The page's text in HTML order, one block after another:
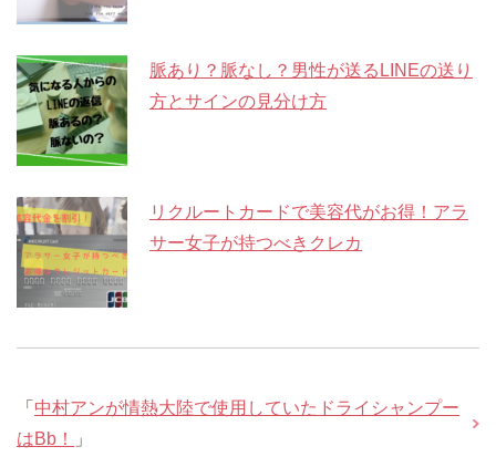
脈あり？脈なし？男性が送るLINEの送り
方とサインの見分け方
リクルートカードで美容代がお得！アラ
サー女子が持つべきクレカ
「 中村アンが情熱大陸で使用していたドライシャンプー
はBb！
」